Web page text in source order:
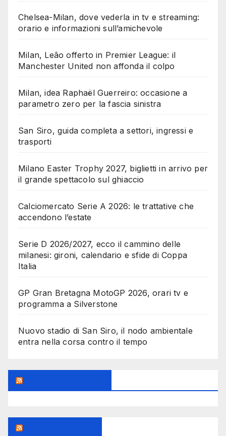
Chelsea-Milan, dove vederla in tv e streaming:
orario e informazioni sull’amichevole
Milan, Leão offerto in Premier League: il
Manchester United non affonda il colpo
Milan, idea Raphaël Guerreiro: occasione a
parametro zero per la fascia sinistra
San Siro, guida completa a settori, ingressi e
trasporti
Milano Easter Trophy 2027, biglietti in arrivo per
il grande spettacolo sul ghiaccio
Calciomercato Serie A 2026: le trattative che
accendono l’estate
Serie D 2026/2027, ecco il cammino delle
milanesi: gironi, calendario e sfide di Coppa
Italia
GP Gran Bretagna MotoGP 2026, orari tv e
programma a Silverstone
Nuovo stadio di San Siro, il nodo ambientale
entra nella corsa contro il tempo